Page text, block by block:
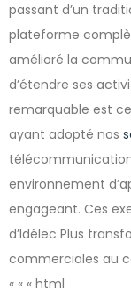
passant d’un
plateforme
amélioré la
d’étendre ses
remarquable est
ayant adopté nos
environnement
engageant. Ces
d’Idélec Plus
commerciales au
« « « html